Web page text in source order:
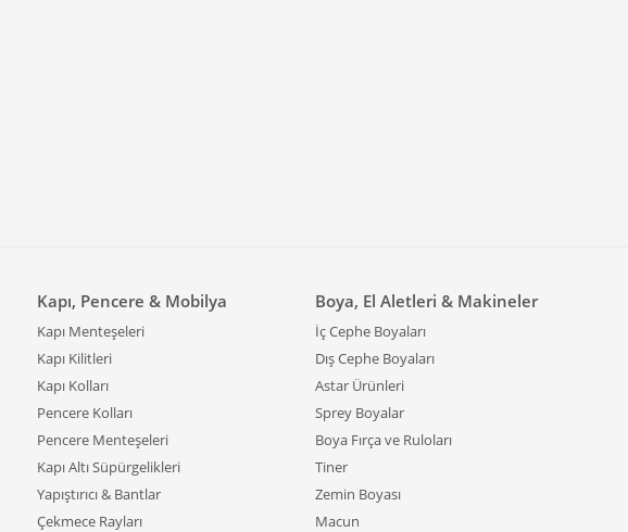
Kapı, Pencere & Mobilya
Kapı Menteşeleri
Kapı Kilitleri
Kapı Kolları
Pencere Kolları
Pencere Menteşeleri
Kapı Altı Süpürgelikleri
Yapıştırıcı & Bantlar
Çekmece Rayları
Boya, El Aletleri & Makineler
İç Cephe Boyaları
Dış Cephe Boyaları
Astar Ürünleri
Sprey Boyalar
Boya Fırça ve Ruloları
Tiner
Zemin Boyası
Macun